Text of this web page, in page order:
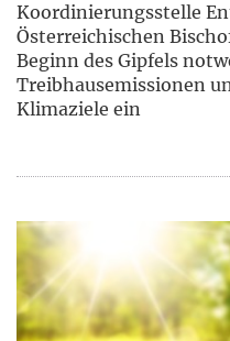
Koordinierungsstelle
Österreichischen
Beginn des Gipfels
Treibhausemissionen
Klimaziele ein